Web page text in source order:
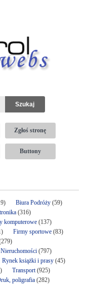
Zgłoś stronę
Buttony
Biura Podróży(59)
(316)
komputerowe(137)
Firmy sportowe(83)
Nieruchomości(797)
Rynek książki i prasy(45)
Transport(925)
poligrafia(282)